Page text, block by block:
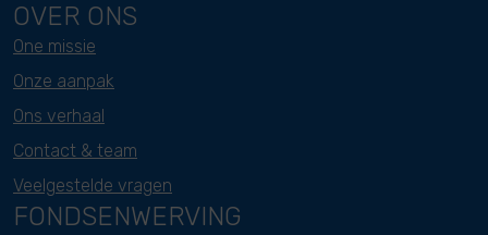
OVER ONS
One missie
Onze aanpak
Ons verhaal
Contact & team
Veelgestelde vragen
FONDSENWERVING